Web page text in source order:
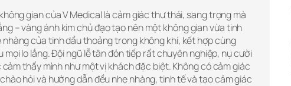
gian của V Medical là cảm giác thư thái, sang trọng mà
– vàng ánh kim chủ đạo tạo nên một không gian vừa tinh
của tinh dầu thoảng trong không khí, kết hợp cùng
lo lắng. Đội ngũ lễ tân đón tiếp rất chuyên nghiệp, nụ cười
thấy mình như một vị khách đặc biệt. Không có cảm giác
hỏi và hướng dẫn đều nhẹ nhàng, tinh tế và tạo cảm giác